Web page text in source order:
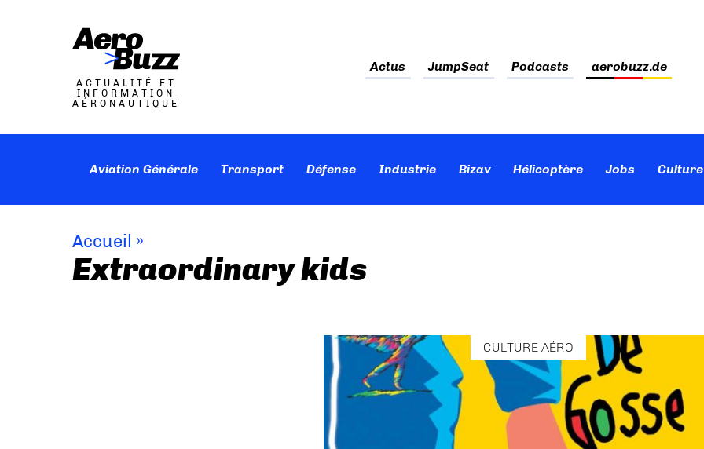
ACTUALITÉ ET
INFORMATION
AÉRONAUTIQUE
Actus JumpSeat Podcasts aerobuzz.de
Aviation Générale Transport Défense Industrie Bizav Hélicoptère Jobs
Accueil »
Extraordinary kids
CULTURE AÉRO